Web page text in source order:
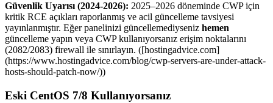
Güvenlik Uyarısı (2024-2026): 2025–2026 döneminde CWP için
kritik RCE açıkları raporlanmış ve acil güncelleme tavsiyesi
yayınlanmıştır. Eğer panelinizi güncellemediyseniz hemen
güncelleme yapın veya CWP kullanıyorsanız erişim noktalarını
(2082/2083) firewall ile sınırlayın. ([hostingadvice.com]
(https://www.hostingadvice.com/blog/cwp-servers-are-under-attack-
hosts-should-patch-now/))
Eski CentOS 7/8 Kullanıyorsanız